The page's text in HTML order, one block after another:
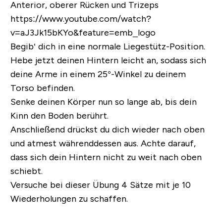
Anterior, oberer Rücken und Trizeps
https://www.youtube.com/watch?
v=aJ3Jk15bKYo&feature=emb_logo
Begib‘ dich in eine normale Liegestütz-Position.
Hebe jetzt deinen Hintern leicht an, sodass sich
deine Arme in einem 25°-Winkel zu deinem
Torso befinden.
Senke deinen Körper nun so lange ab, bis dein
Kinn den Boden berührt.
Anschließend drückst du dich wieder nach oben
und atmest währenddessen aus. Achte darauf,
dass sich dein Hintern nicht zu weit nach oben
schiebt.
Versuche bei dieser Übung 4 Sätze mit je 10
Wiederholungen zu schaffen.